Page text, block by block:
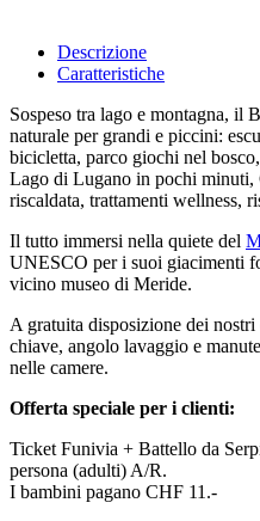
Descrizione
Caratteristiche
Sospeso tra lago e montagna, il
naturale per grandi e piccini:
bicicletta, parco giochi nel
Lago di Lugano in pochi minuti,
riscaldata, trattamenti wellness,
Il tutto immersi nella quiete del
UNESCO per i suoi giacimenti
vicino museo di Meride.
A gratuita disposizione dei
chiave, angolo lavaggio e
nelle camere.
Offerta speciale per i clienti:
Ticket Funivia + Battello da
persona (adulti) A/R.
I bambini pagano CHF 11.-